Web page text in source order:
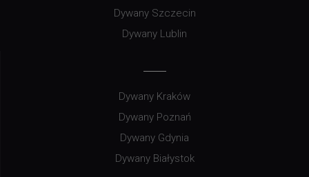
Dywany Szczecin
Dywany Lublin
Dywany Kraków
Dywany Poznań
Dywany Gdynia
Dywany Białystok